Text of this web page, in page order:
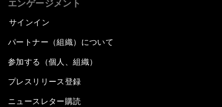
エンゲージメント
サインイン
パートナー（組織）について
参加する（個人、組織）
プレスリリース登録
ニュースレター購読